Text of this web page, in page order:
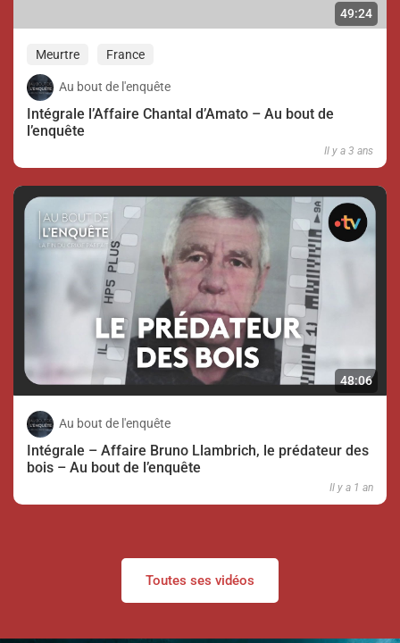
49:24
Meurtre France
Au bout de l'enquête
Intégrale l’Affaire Chantal d’Amato – Au bout de
l’enquête
Il y a 3 ans
48:06
Au bout de l'enquête
Intégrale – Affaire Bruno Llambrich, le prédateur des
bois – Au bout de l’enquête
Il y a 1 an
Toutes ses vidéos